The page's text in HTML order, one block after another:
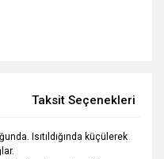
Taksit Seçenekleri
Isıtıldığında küçülerek